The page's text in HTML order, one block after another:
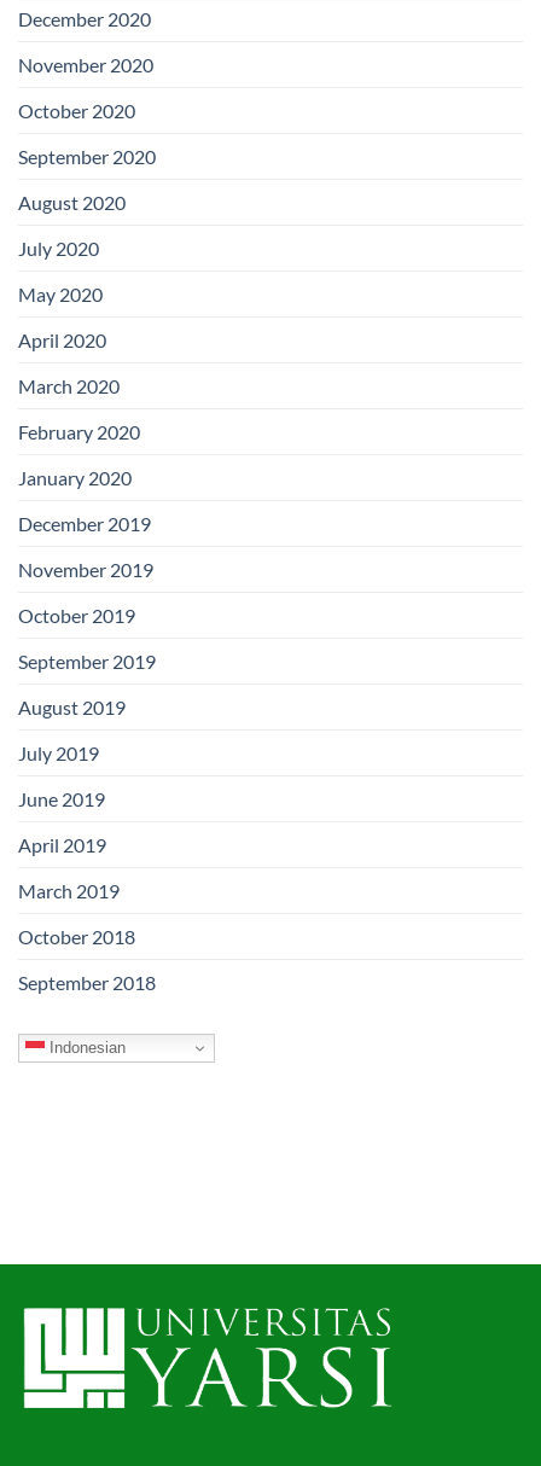
December 2020
November 2020
October 2020
September 2020
August 2020
July 2020
May 2020
April 2020
March 2020
February 2020
January 2020
December 2019
November 2019
October 2019
September 2019
August 2019
July 2019
June 2019
April 2019
March 2019
October 2018
September 2018
Indonesian